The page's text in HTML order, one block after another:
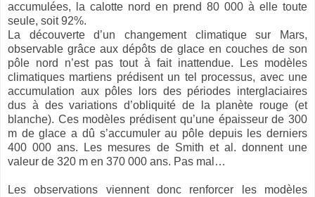
accumulées, la calotte nord en prend 80 000 à elle toute
seule, soit 92%.
La découverte d’un changement climatique sur Mars,
observable grâce aux dépôts de glace en couches de son
pôle nord n’est pas tout à fait inattendue. Les modèles
climatiques martiens prédisent un tel processus, avec une
accumulation aux pôles lors des périodes interglaciaires
dus à des variations d’obliquité de la planète rouge (et
blanche). Ces modèles prédisent qu’une épaisseur de 300
m de glace a dû s’accumuler au pôle depuis les derniers
400 000 ans. Les mesures de Smith et al. donnent une
valeur de 320 m en 370 000 ans. Pas mal…
Les observations viennent donc renforcer les modèles